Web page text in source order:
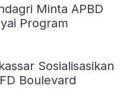
Minta APBD
Program
Sosialisasikan
Boulevard